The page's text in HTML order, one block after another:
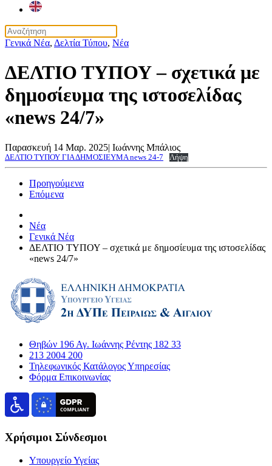
Γενικά Νέα, Δελτία Τύπου, Νέα
ΔΕΛΤΙΟ ΤΥΠΟΥ – σχετικά με
δημοσίευμα της ιστοσελίδας
«news 24/7»
Παρασκευή 14 Μαρ. 2025| Ιωάννης Μπάλιος
ΔΕΛΤΙΟ ΤΥΠΟΥ ΓΙΑ ΔΗΜΟΣΙΕΥΜΑ news 24-7 Λήψη
Προηγούμενα
Επόμενα
Νέα
Γενικά Νέα
ΔΕΛΤΙΟ ΤΥΠΟΥ – σχετικά με δημοσίευμα της ιστοσελίδας
«news 24/7»
Θηβών 196 Αγ. Ιωάννης Ρέντης 182 33
213 2004 200
Τηλεφωνικός Κατάλογος Υπηρεσίας
Φόρμα Επικοινωνίας
Χρήσιμοι Σύνδεσμοι
Υπουργείο Υγείας